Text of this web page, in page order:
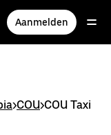
Aanmelden
>COU>COU Taxi